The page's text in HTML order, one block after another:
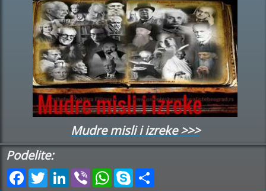
Mudre misli i izreke >>>
Podelite:
Facebook
TwitterLinkedIn
ViberWhatsApp
Skype